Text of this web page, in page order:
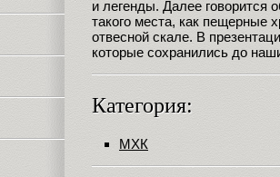
и легенды. Далее говорится
такого места, как пещерные
отвесной скале. В
которые сохранились до
Категория:
МХК